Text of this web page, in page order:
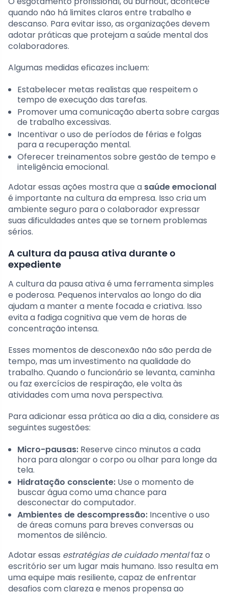
quando não há limites claros entre trabalho e
descanso. Para evitar isso, as organizações devem
adotar práticas que protejam a saúde mental dos
colaboradores.
Algumas medidas eficazes incluem:
Estabelecer metas realistas que respeitem o
tempo de execução das tarefas.
Promover uma comunicação aberta sobre cargas
de trabalho excessivas.
Incentivar o uso de períodos de férias e folgas
para a recuperação mental.
Oferecer treinamentos sobre gestão de tempo e
inteligência emocional.
Adotar essas ações mostra que a saúde emocional
é importante na cultura da empresa. Isso cria um
ambiente seguro para o colaborador expressar
suas dificuldades antes que se tornem problemas
sérios.
A cultura da pausa ativa durante o
expediente
A cultura da pausa ativa é uma ferramenta simples
e poderosa. Pequenos intervalos ao longo do dia
ajudam a manter a mente focada e criativa. Isso
evita a fadiga cognitiva que vem de horas de
concentração intensa.
Esses momentos de desconexão não são perda de
tempo, mas um investimento na qualidade do
trabalho. Quando o funcionário se levanta, caminha
ou faz exercícios de respiração, ele volta às
atividades com uma nova perspectiva.
Para adicionar essa prática ao dia a dia, considere as
seguintes sugestões:
Micro-pausas: Reserve cinco minutos a cada
hora para alongar o corpo ou olhar para longe da
tela.
Hidratação consciente: Use o momento de
buscar água como uma chance para
desconectar do computador.
Ambientes de descompressão: Incentive o uso
de áreas comuns para breves conversas ou
momentos de silêncio.
Adotar essas estratégias de cuidado mentalfaz o
escritório ser um lugar mais humano. Isso resulta em
uma equipe mais resiliente, capaz de enfrentar
desafios com clareza e menos propensa ao